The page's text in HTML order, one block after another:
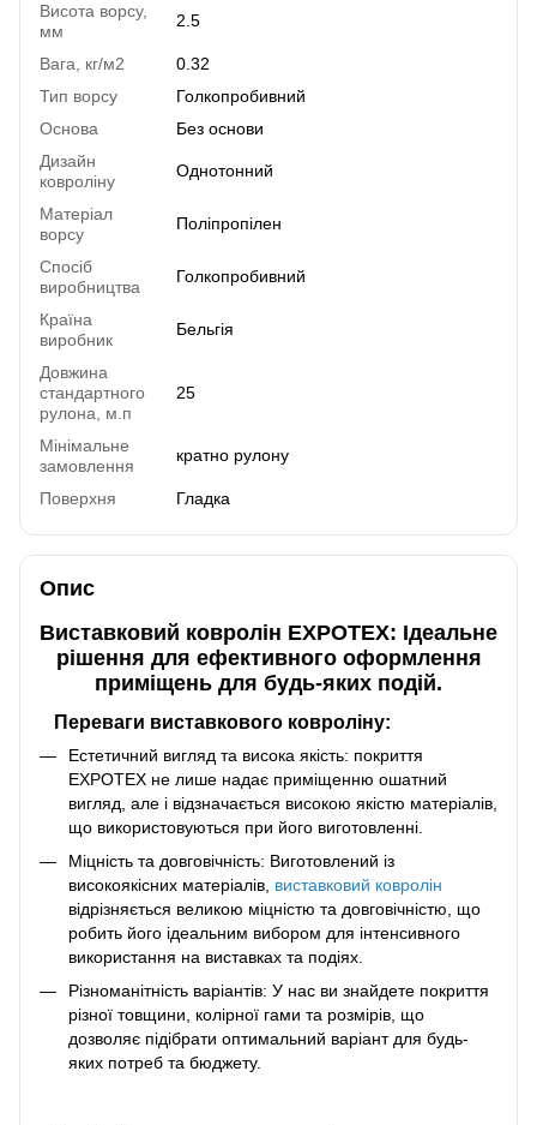
Висота ворсу,
мм
2.5
Вага, кг/м2
0.32
Тип ворсу
Голкопробивний
Основа
Без основи
Дизайн
ковроліну
Однотонний
Матеріал
ворсу
Поліпропілен
Спосіб
виробництва
Голкопробивний
Країна
виробник
Бельгія
Довжина
стандартного
рулона, м.п
25
Мінімальне
замовлення
кратно рулону
Поверхня Гладка
Опис
Виставковий ковролін EXPOTEX: Ідеальне
рішення для ефективного оформлення
приміщень для будь-яких подій.
Переваги виставкового ковроліну:
Естетичний вигляд та висока якість: покриття
EXPOTEX не лише надає приміщенню ошатний
вигляд, але і відзначається високою якістю матеріалів,
що використовуються при його виготовленні.
Міцність та довговічність: Виготовлений із
високоякісних матеріалів, виставковий ковролін
відрізняється великою міцністю та довговічністю, що
робить його ідеальним вибором для інтенсивного
використання на виставках та подіях.
Різноманітність варіантів: У нас ви знайдете покриття
різної товщини, колірної гами та розмірів, що
дозволяє підібрати оптимальний варіант для будь-
яких потреб та бюджету.